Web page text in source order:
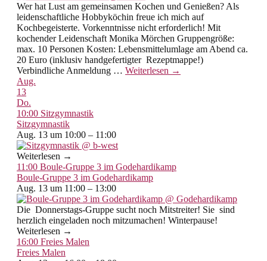
Wer hat Lust am gemeinsamen Kochen und Genießen? Als
leidenschaftliche Hobbyköchin freue ich mich auf
Kochbegeisterte. Vorkenntnisse nicht erforderlich! Mit
kochender Leidenschaft Monika Mörchen Gruppengröße:
max. 10 Personen Kosten: Lebensmittelumlage am Abend ca.
20 Euro (inklusiv handgefertigter Rezeptmappe!)
Verbindliche Anmeldung … Weiterlesen →
Aug.
13
Do.
10:00 Sitzgymnastik
Sitzgymnastik
Aug. 13 um 10:00 – 11:00
Weiterlesen →
11:00 Boule-Gruppe 3 im Godehardikamp
Boule-Gruppe 3 im Godehardikamp
Aug. 13 um 11:00 – 13:00
Die Donnerstags-Gruppe sucht noch Mitstreiter! Sie sind
herzlich eingeladen noch mitzumachen! Winterpause!
Weiterlesen →
16:00 Freies Malen
Freies Malen